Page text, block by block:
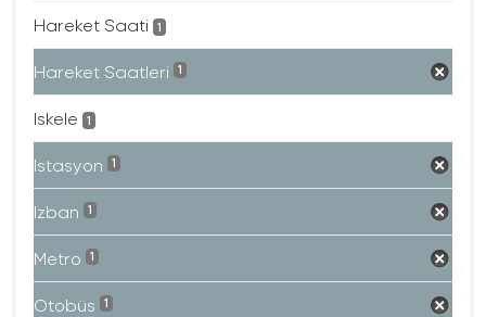
Hareket Saati 1
Hareket Saatleri 1
Iskele 1
Istasyon 1
Izban 1
Metro 1
Otobüs 1